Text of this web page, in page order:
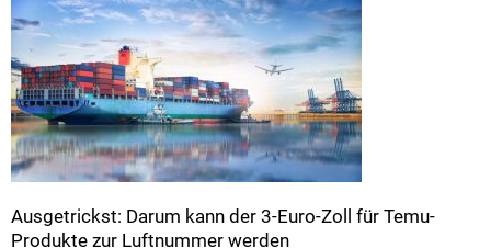
Ausgetrickst: Darum kann der 3-Euro-Zoll für Temu-
Produkte zur Luftnummer werden